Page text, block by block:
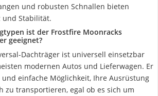
und robusten Schnallen bieten
und Stabilität.
ist der Frostfire Moonracks
geeignet?
Dachträger ist universell einsetzbar
modernen Autos und Lieferwagen. Er
einfache Möglichkeit, Ihre Ausrüstung
zu transportieren, egal ob es sich um